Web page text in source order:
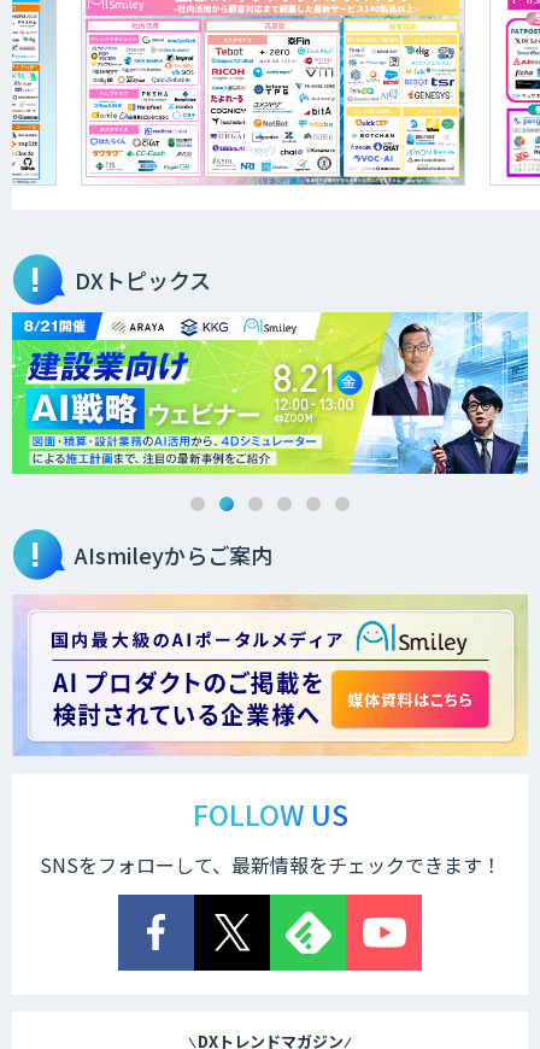
DXトピックス
AIsmileyからご案内
FOLLOW US
SNSをフォローして、最新情報をチェックできます！
DXトレンドマガジン